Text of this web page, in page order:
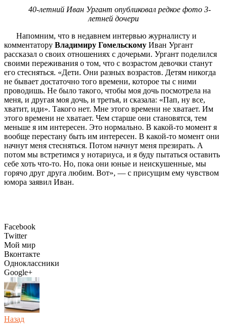
40-летний Иван Ургант опубликовал редкое фото 3-
летней дочери
Напомним, что в недавнем интервью журналисту и
комментатору Владимиру Гомельскому Иван Ургант
рассказал о своих отношениях с дочерьми. Ургант поделился
своими переживания о том, что с возрастом девочки станут
его стесняться. «Дети. Они разных возрастов. Детям никогда
не бывает достаточно того времени, которое ты с ними
проводишь. Не было такого, чтобы моя дочь посмотрела на
меня, и другая моя дочь, и третья, и сказала: «Пап, ну все,
хватит, иди». Такого нет. Мне этого времени не хватает. Им
этого времени не хватает. Чем старше они становятся, тем
меньше я им интересен. Это нормально. В какой-то момент я
вообще перестану быть им интересен. В какой-то момент они
начнут меня стесняться. Потом начнут меня презирать. А
потом мы встретимся у нотариуса, и я буду пытаться оставить
себе хоть что-то. Но, пока они юные и неискушенные, мы
горячо друг друга любим. Вот», — с присущим ему чувством
юмора заявил Иван.
Facebook
Twitter
Мой мир
Вконтакте
Одноклассники
Google+
Назад